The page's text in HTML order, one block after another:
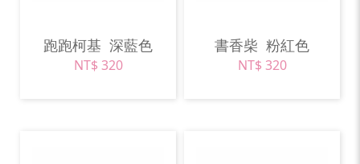
跑跑柯基 深藍色
NT$ 320
書香柴 粉紅色
NT$ 320